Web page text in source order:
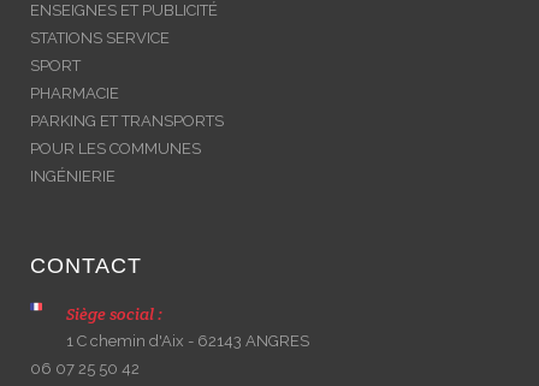
ENSEIGNES ET PUBLICITÉ
STATIONS SERVICE
SPORT
PHARMACIE
PARKING ET TRANSPORTS
POUR LES COMMUNES
INGÉNIERIE
CONTACT
Siège social :
1 C chemin d'Aix - 62143 ANGRES
06 07 25 50 42